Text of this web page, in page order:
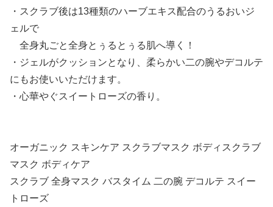
・スクラブ後は13種類のハーブエキス配合のうるおいジ
ェルで
全身丸ごと全身とぅるとぅる肌へ導く！
・ジェルがクッションとなり、柔らかい二の腕やデコルテ
にもお使いいただけます。
・心華やぐスイートローズの香り。
オーガニック スキンケア スクラブマスク ボディスクラブ
マスク ボディケア
スクラブ 全身マスク バスタイム 二の腕 デコルテ スイー
トローズ